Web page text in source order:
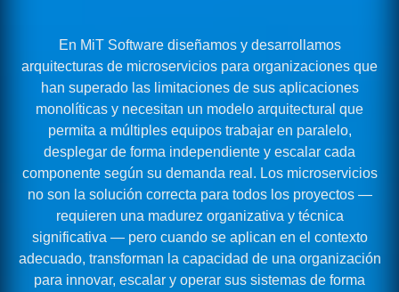
En MiT Software diseñamos y desarrollamos
arquitecturas de microservicios para organizaciones que
han superado las limitaciones de sus aplicaciones
monolíticas y necesitan un modelo arquitectural que
permita a múltiples equipos trabajar en paralelo,
desplegar de forma independiente y escalar cada
componente según su demanda real. Los microservicios
no son la solución correcta para todos los proyectos —
requieren una madurez organizativa y técnica
significativa — pero cuando se aplican en el contexto
adecuado, transforman la capacidad de una organización
para innovar, escalar y operar sus sistemas de forma